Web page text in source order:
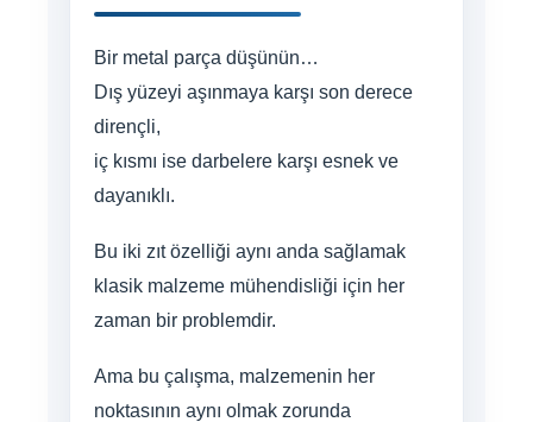
Bir metal parça düşünün…
Dış yüzeyi aşınmaya karşı son derece
dirençli,
iç kısmı ise darbelere karşı esnek ve
dayanıklı.
Bu iki zıt özelliği aynı anda sağlamak
klasik malzeme mühendisliği için her
zaman bir problemdir.
Ama bu çalışma, malzemenin her
noktasının aynı olmak zorunda